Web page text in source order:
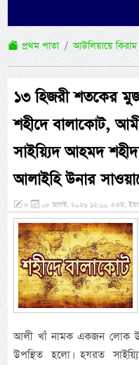
প্রথম পাতা আউলিয়ায়ে
১৩ হিজরী শতকের
শহীদে বালাকোট,
সাইয়্যিদ আহমদ শহীদ
আলাইহি উনার
» ০৮ আগস্ট, ২০২৬ ১২:০০ এএম,
আলী খাঁ নামক একজন লোক
উপস্থিত হলো। হযরত